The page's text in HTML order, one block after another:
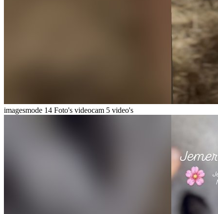
imagesmode 14 Foto's videocam 5 video's